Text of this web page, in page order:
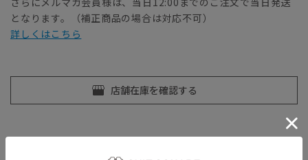
となります。（補正商品の場合は対応不可）
詳しくはこちら